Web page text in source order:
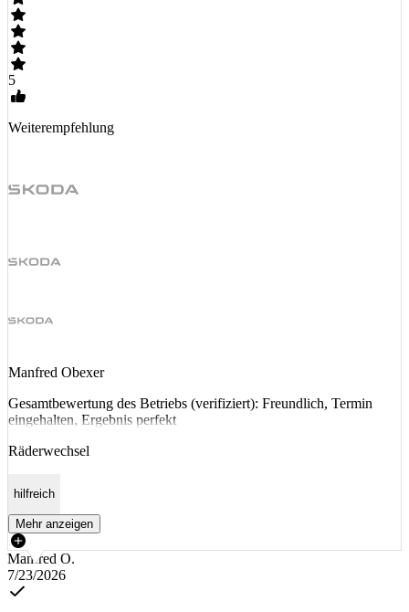
5
Weiterempfehlung
Manfred Obexer
Gesamtbewertung des Betriebs (verifiziert): Freundlich, Termin
eingehalten, Ergebnis perfekt
Räderwechsel
hilfreich
Mehr anzeigen
Manfred O.
7/23/2026